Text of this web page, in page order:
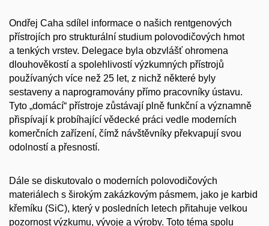
Ondřej Caha sdílel informace o našich rentgenových
přístrojích pro strukturální studium polovodičových hmot
a tenkých vrstev. Delegace byla obzvlášť ohromena
dlouhověkostí a spolehlivostí výzkumných přístrojů
používaných více než 25 let, z nichž některé byly
sestaveny a naprogramovány přímo pracovníky ústavu.
Tyto „domácí“ přístroje zůstávají plně funkční a významně
přispívají k probíhající vědecké práci vedle moderních
komerčních zařízení, čímž návštěvníky překvapují svou
odolností a přesností.
Dále se diskutovalo o moderních polovodičových
materiálech s širokým zakázkovým pásmem, jako je karbid
křemíku (SiC), který v posledních letech přitahuje velkou
pozornost výzkumu, vývoje a výroby. Toto téma spolu